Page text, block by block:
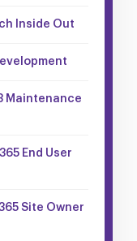
Inside Out
Maintenance
End User
Site Owner